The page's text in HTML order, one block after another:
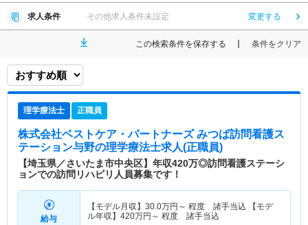
求人条件 その他求人条件未設定 変更する
この検索条件を保存する 条件をクリア
理学療法士 正職員
株式会社ベストケア・パートナーズ みつば訪問看護ス
テーション与野の理学療法士求人(正職員)
【埼玉県／さいたま市中央区】年収420万◎訪問看護ステーシ
ョンでの訪問リハビリ人員募集です！
給与
【モデル月収】 30.0万円～ 程度 諸手当込 【モデ
ル年収】 420万円～ 程度 諸手当込